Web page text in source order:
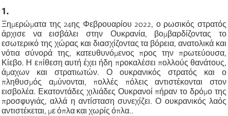
1.
Ξημερώματα της 24ης Φεβρουαρίου 2022, ο ρωσικός στρατός
άρχισε να εισβάλει στην Ουκρανία, βομβαρδίζοντας το
εσωτερικό της χώρας και διασχίζοντας τα βόρεια, ανατολικά και
νότια σύνορά της, κατευθυνόμενος προς την πρωτεύουσα,
Κίεβο. Η επίθεση αυτή έχει ήδη προκαλέσει πολλούς θανάτους,
άμαχων και στρατιωτών. Ο ουκρανικός στρατός και ο
πληθυσμός αμύνονται, πολλές πόλεις αντιστέκονται στον
εισβολέα. Εκατοντάδες χιλιάδες Ουκρανοί πήραν το δρόμο της
προσφυγιάς, αλλά η αντίσταση συνεχίζει. Ο ουκρανικός λαός
αντιστέκεται, με όπλα και χωρίς όπλα..